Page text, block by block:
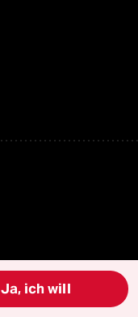
Ja, ich will